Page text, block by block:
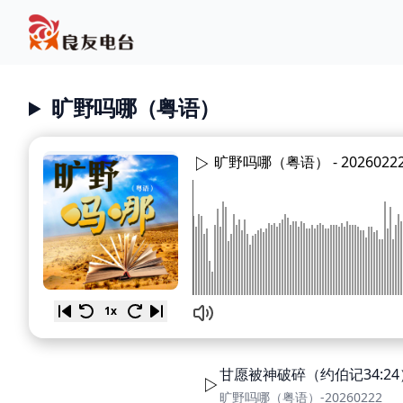
旷野吗哪（粤语）
1x
旷野吗哪（粤语） -
甘愿被神破碎（约伯记34:24
旷野吗哪（粤语）-20260222